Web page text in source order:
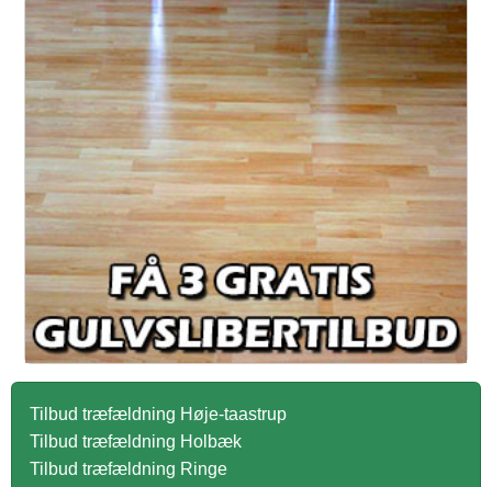
Tilbud træfældning Høje-taastrup
Tilbud træfældning Holbæk
Tilbud træfældning Ringe